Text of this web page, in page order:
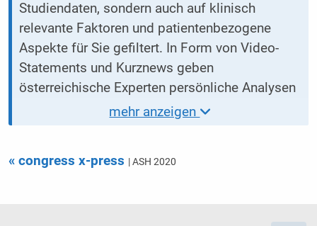
Studiendaten, sondern auch auf klinisch
relevante Faktoren und patientenbezogene
Aspekte für Sie gefiltert. In Form von Video-
Statements und Kurznews geben
österreichische Experten persönliche Analysen
wieder, wie die Erkenntnisse in den Kontext der
Wir alle hoffen, dass wir Ihnen damit rasch und
mehr anzeigen
« congress x-press | ASH 2020